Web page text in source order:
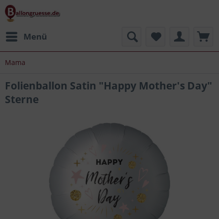
Menü
Mama
Folienballon Satin "Happy Mother's Day"
Sterne